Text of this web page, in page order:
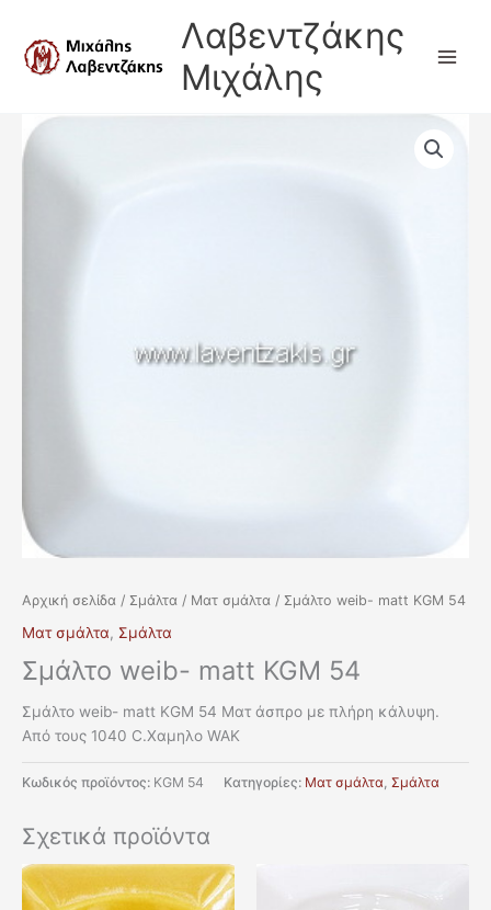
περιεχόμενο
Λαβεντζάκης
Μιχάλης
Αρχική σελίδα / Σμάλτα / Ματ σμάλτα / Σμάλτο weib- matt KGM 54
Ματ σμάλτα, Σμάλτα
Σμάλτο weib- matt KGM 54
Σμάλτο weib- matt KGM 54 Ματ άσπρο με πλήρη κάλυψη.
Από τους 1040 C.Χαμηλο WAK
Κωδικός προϊόντος: KGM 54 Κατηγορίες: Ματ σμάλτα Σμάλτα
Σχετικά προϊόντα